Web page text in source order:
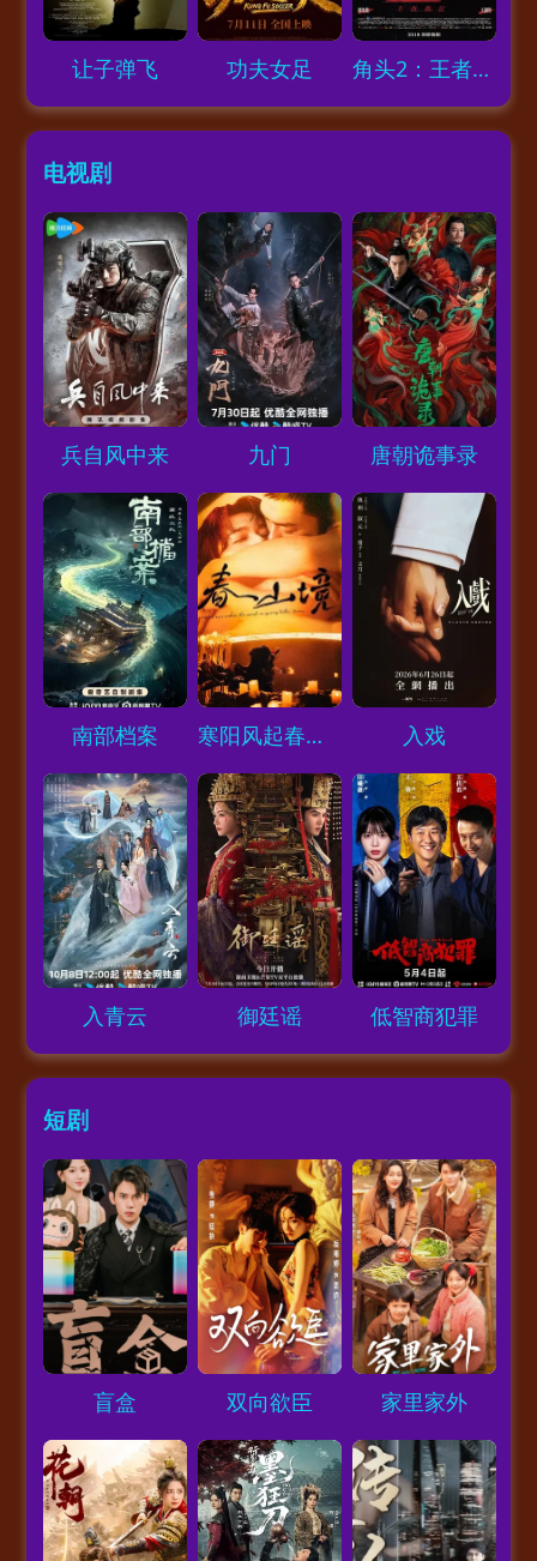
Loading...
让子弹飞 Loading...
功夫女足 Loading... 角头2：王者再起
电视剧
Loading...
兵自风中来 Loading...九门 Loading...
唐朝诡事录
Loading...
南部档案 Loading... 寒阳风起春山境 Loading...入戏
Loading...入青云 Loading...御廷谣 Loading...
低智商犯罪
短剧
Loading...盲盒 Loading...
双向欲臣 Loading...
家里家外